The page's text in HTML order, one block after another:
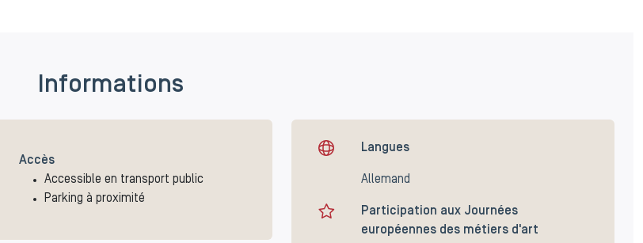
Informations
Accès
Accessible en transport public
Parking à proximité
Langues
Allemand
Participation aux Journées
européennes des métiers d'art